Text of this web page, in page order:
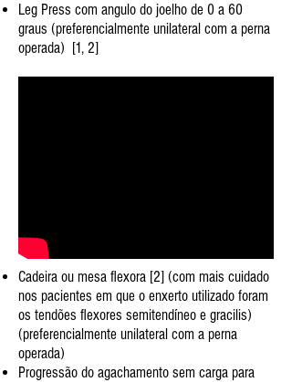
Leg Press com angulo do joelho de 0 a 60
graus (preferencialmente unilateral com a perna
operada) [1, 2]
Cadeira ou mesa flexora [2] (com mais cuidado
nos pacientes em que o enxerto utilizado foram
os tendões flexores semitendíneo e gracilis)
(preferencialmente unilateral com a perna
operada)
Progressão do agachamento sem carga para